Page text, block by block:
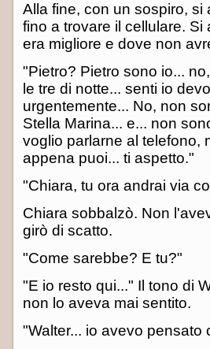
Alla fine, con un sospiro, si
fino a trovare il cellulare.
era migliore e dove non
"Pietro? Pietro sono io...
le tre di notte... senti io
urgentemente... No, non
Stella Marina... e... non
voglio parlarne al telefono,
appena puoi... ti aspetto."
"Chiara, tu ora andrai via
Chiara sobbalzò. Non
girò di scatto.
"Come sarebbe? E tu?"
"E io resto qui..." Il tono di
non lo aveva mai sentito.
"Walter... io avevo pensato